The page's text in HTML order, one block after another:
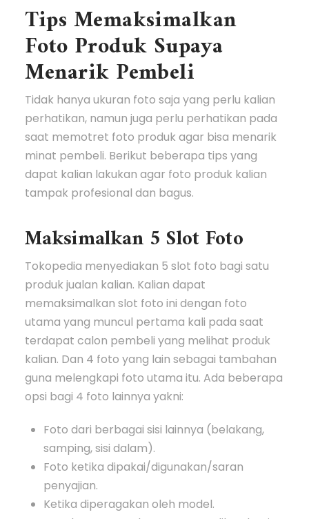
Tips Memaksimalkan
Foto Produk Supaya
Menarik Pembeli
Tidak hanya ukuran foto saja yang perlu kalian
perhatikan, namun juga perlu perhatikan pada
saat memotret foto produk agar bisa menarik
minat pembeli. Berikut beberapa tips yang
dapat kalian lakukan agar foto produk kalian
tampak profesional dan bagus.
Maksimalkan 5 Slot Foto
Tokopedia menyediakan 5 slot foto bagi satu
produk jualan kalian. Kalian dapat
memaksimalkan slot foto ini dengan foto
utama yang muncul pertama kali pada saat
terdapat calon pembeli yang melihat produk
kalian. Dan 4 foto yang lain sebagai tambahan
guna melengkapi foto utama itu. Ada beberapa
opsi bagi 4 foto lainnya yakni:
Foto dari berbagai sisi lainnya (belakang,
samping, sisi dalam).
Foto ketika dipakai/digunakan/saran
penyajian.
Ketika diperagakan oleh model.